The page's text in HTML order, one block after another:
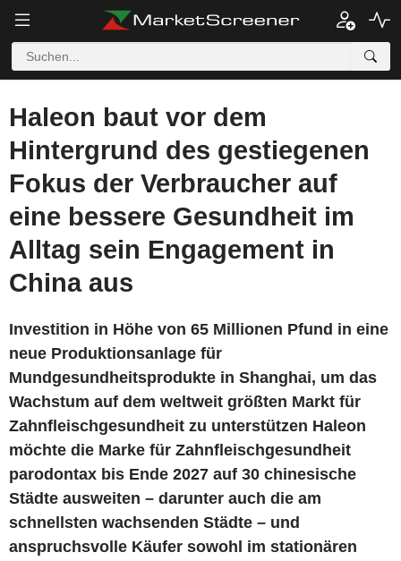
Haleon baut vor dem
Hintergrund des gestiegenen
Fokus der Verbraucher auf
eine bessere Gesundheit im
Alltag sein Engagement in
China aus
Investition in Höhe von 65 Millionen Pfund in eine
neue Produktionsanlage für
Mundgesundheitsprodukte in Shanghai, um das
Wachstum auf dem weltweit größten Markt für
Zahnfleischgesundheit zu unterstützen Haleon
möchte die Marke für Zahnfleischgesundheit
parodontax bis Ende 2027 auf 30 chinesische
Städte ausweiten – darunter auch die am
schnellsten wachsenden Städte – und
anspruchsvolle Käufer sowohl im stationären